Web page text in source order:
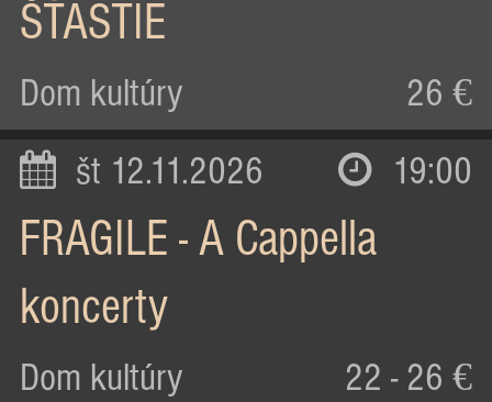
ŠŤASTIE
Dom kultúry 26 €
št 12.11.2026 19:00
FRAGILE - A Cappella
koncerty
Dom kultúry 22 - 26 €